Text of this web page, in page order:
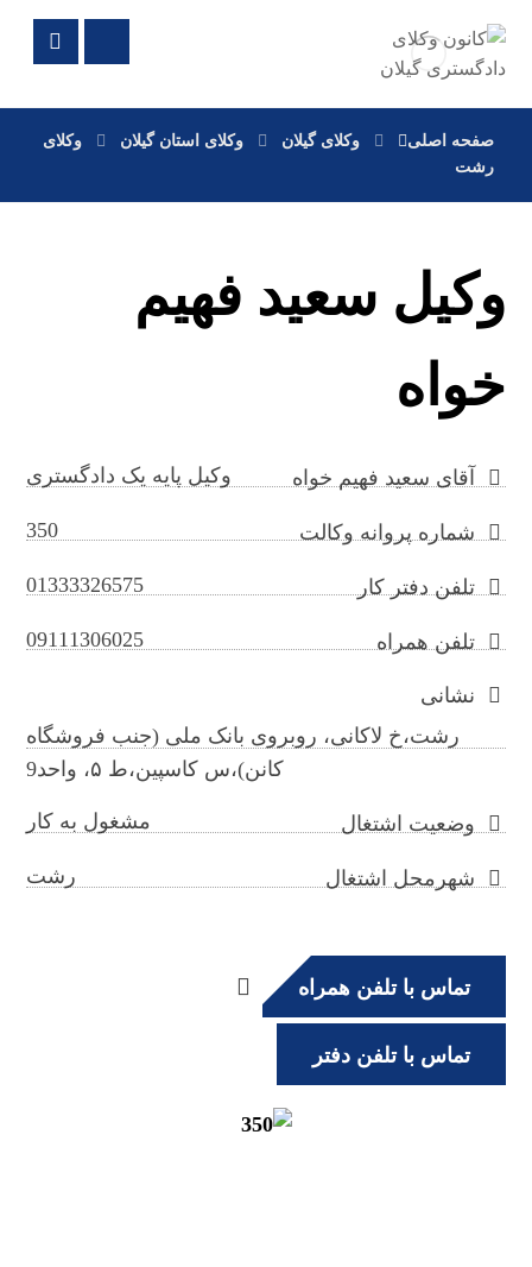
صفحه اصلی وکلای گیلان وکلای استان گیلان
وکلای
رشت
وکیل سعید فهیم
خواه
آقای سعید فهیم خواه وکیل پایه یک دادگستری
شماره پروانه وکالت 350
تلفن دفتر کار 01333326575
تلفن همراه 09111306025
نشانی
رشت،خ لاکانی، روبروی بانک ملی (جنب فروشگاه
کانن)،س کاسپین،ط ۵، واحد9
وضعیت اشتغال مشغول به کار
شهرمحل اشتغال رشت
تماس با تلفن همراه
تماس با تلفن دفتر